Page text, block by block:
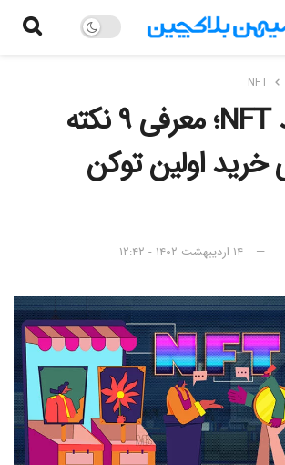
NFT
نکات خرید NFT؛ معرفی ۹ نکته
خرید اولین توکن
۱۴ اردیبهشت ۱۴۰۲ - ۱۲:۴۲